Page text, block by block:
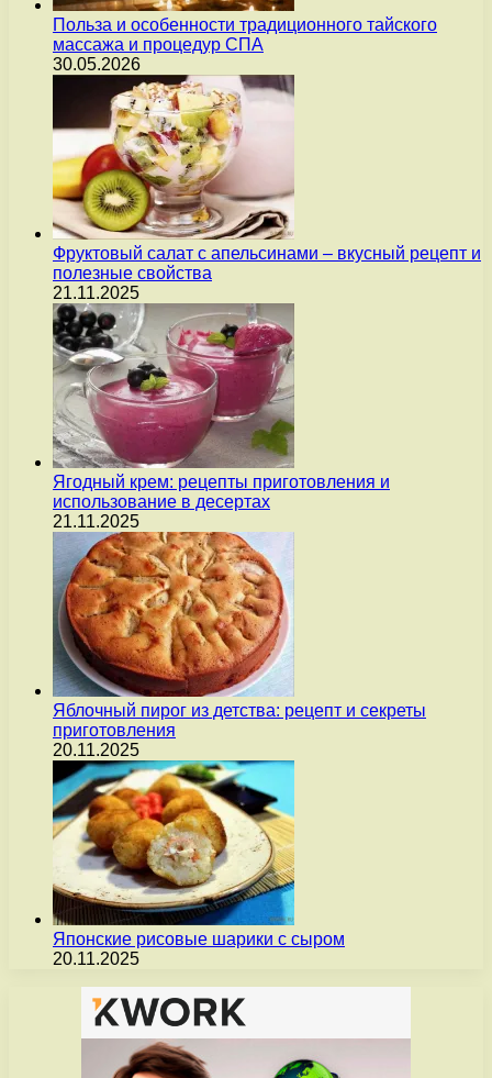
Польза и особенности традиционного тайского
массажа и процедур СПА
30.05.2026
Фруктовый салат с апельсинами – вкусный рецепт и
полезные свойства
21.11.2025
Ягодный крем: рецепты приготовления и
использование в десертах
21.11.2025
Яблочный пирог из детства: рецепт и секреты
приготовления
20.11.2025
Японские рисовые шарики с сыром
20.11.2025